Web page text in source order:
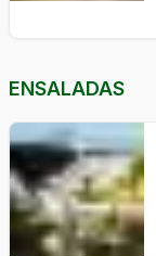
ENSALADAS